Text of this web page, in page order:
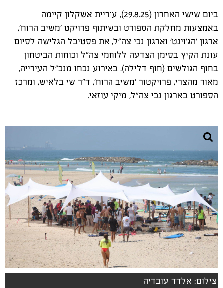
ביום שישי האחרון (29.8.25), עיריית אשקלון קיימה
באמצעות מחלקת הספורט ובשיתוף פרויקט 'משיב הרוח',
ארגון 'הג'וינט' וארגון נכי צה"ל, את פסטיבל הגלישה לסיום
עונת הקיץ בסימן הצדעה ללוחמי צה"ל וכוחות הביטחון
בחוף הגולשים (חוף דלילה). באירוע נכחו מנכ"ל העירייה,
מאור מהצרי, פרויקטור 'משיב הרוח', ד"ר שי בלאיש, ומרכז
הספורט בארגון נכי צה"ל, מיקי עוזאי.
צילום: אלדד עובדיה